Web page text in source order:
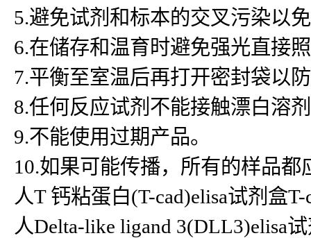
5.避免试剂和标本的交叉污染以
6.在储存和温育时避免强光直接
7.平衡至室温后再打开密封袋以
8.任何反应试剂不能接触漂白溶
9.不能使用过期产品。
10.如果可能传播，所有的样品
人T 钙粘蛋白(T-cad)elisa试剂盒
人Delta-like ligand 3(DLL3)elisa